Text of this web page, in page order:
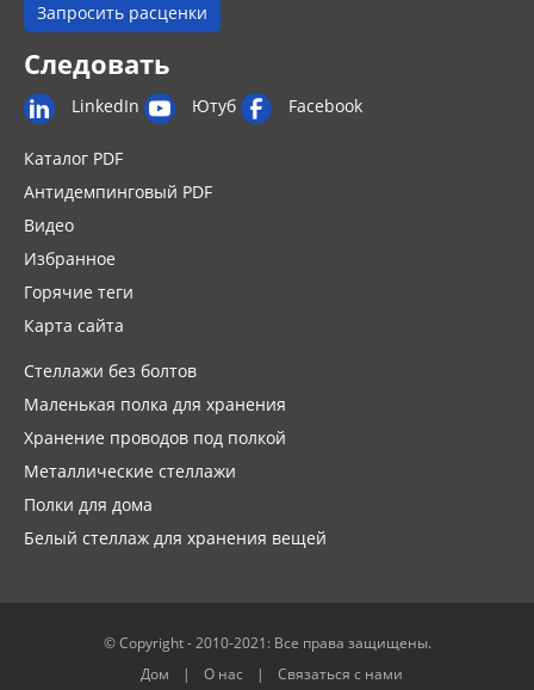
Запросить расценки
Следовать
LinkedIn Ютуб Facebook
Каталог PDF
Антидемпинговый PDF
Видео
Избранное
Горячие теги
Карта сайта
Стеллажи без болтов
Маленькая полка для хранения
Хранение проводов под полкой
Металлические стеллажи
Полки для дома
Белый стеллаж для хранения вещей
© Copyright - 2010-2021: Все права защищены.
Дом
О нас Связаться с нами